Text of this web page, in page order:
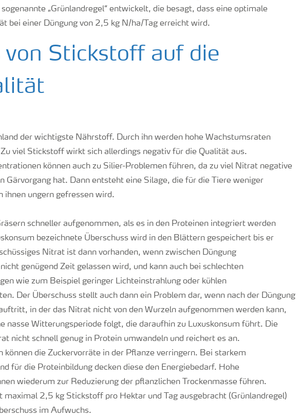
„Grünlandregel“ entwickelt, die besagt, dass eine optimale
bei einer Düngung von 2,5 kg N/ha/Tag erreicht wird.
von Stickstoff auf die
der wichtigste Nährstoff. Durch ihn werden hohe Wachstumsraten
viel Stickstoff wirkt sich allerdings negativ für die Qualität aus.
können auch zu Silier-Problemen führen, da zu viel Nitrat negative
Gärvorgang hat. Dann entsteht eine Silage, die für die Tiere weniger
ihnen ungern gefressen wird.
schneller aufgenommen, als es in den Proteinen integriert werden
bezeichnete Überschuss wird in den Blättern gespeichert bis er
Nitrat ist dann vorhanden, wenn zwischen Düngung
genügend Zeit gelassen wird, und kann auch bei schlechten
wie zum Beispiel geringer Lichteinstrahlung oder kühlen
Der Überschuss stellt auch dann ein Problem dar, wenn nach der Düngung
in der das Nitrat nicht von den Wurzeln aufgenommen werden kann,
nasse Witterungsperiode folgt, die daraufhin zu Luxuskonsum führt. Die
nicht schnell genug in Protein umwandeln und reichert es an.
können die Zuckervorräte in der Pflanze verringern. Bei starkem
für die Proteinbildung decken diese den Energiebedarf. Hohe
wiederum zur Reduzierung der pflanzlichen Trockenmasse führen.
maximal 2,5 kg Stickstoff pro Hektar und Tag ausgebracht (Grünlandregel)
im Aufwuchs.